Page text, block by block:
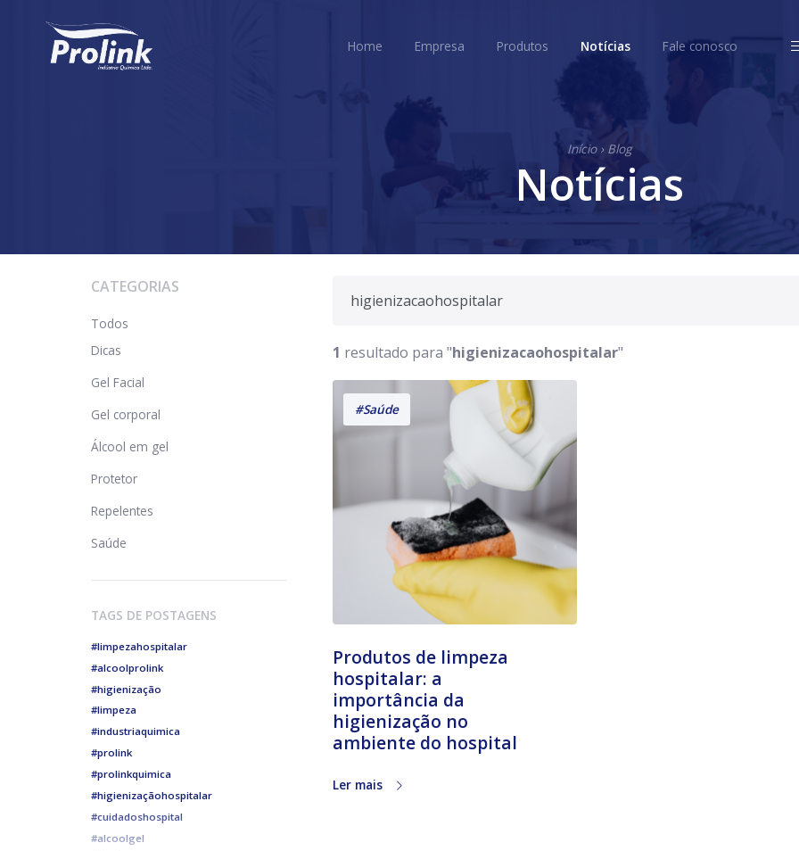
Home Empresa Produtos Notícias Fale conosco
Início› Blog
Notícias
CATEGORIAS
Todos
Dicas
Gel Facial
Gel corporal
Álcool em gel
Protetor
Repelentes
Saúde
TAGS DE POSTAGENS
#limpezahospitalar
#alcoolprolink
#higienização
#limpeza
#industriaquimica
#prolink
#prolinkquimica
#higienizaçãohospitalar
#cuidadoshospital
#alcoolgel
1 resultado para "higienizacaohospitalar"
#Saúde
Produtos de limpeza
hospitalar: a
importância da
higienização no
ambiente do hospital
Ler mais